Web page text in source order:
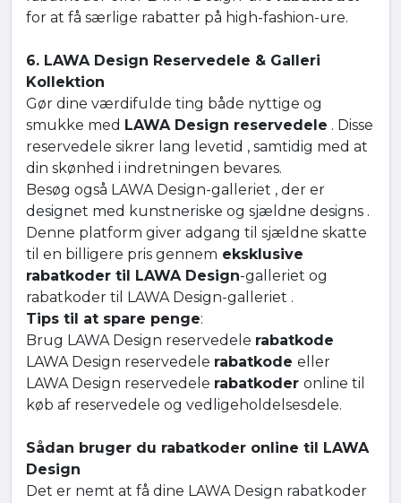
for at få særlige rabatter på high-fashion-ure.
6. LAWA Design Reservedele & Galleri
Kollektion
Gør dine værdifulde ting både nyttige og
smukke med LAWA Design reservedele . Disse
reservedele sikrer lang levetid , samtidig med at
din skønhed i indretningen bevares.
Besøg også LAWA Design-galleriet , der er
designet med kunstneriske og sjældne designs .
Denne platform giver adgang til sjældne skatte
til en billigere pris gennem eksklusive
rabatkoder til LAWA Design-galleriet og
rabatkoder til LAWA Design-galleriet .
Tips til at spare penge:
Brug LAWA Design reservedele rabatkode
LAWA Design reservedele rabatkode eller
LAWA Design reservedele rabatkoder online til
køb af reservedele og vedligeholdelsesdele.
Sådan bruger du rabatkoder online til LAWA
Design
Det er nemt at få dine LAWA Design rabatkoder